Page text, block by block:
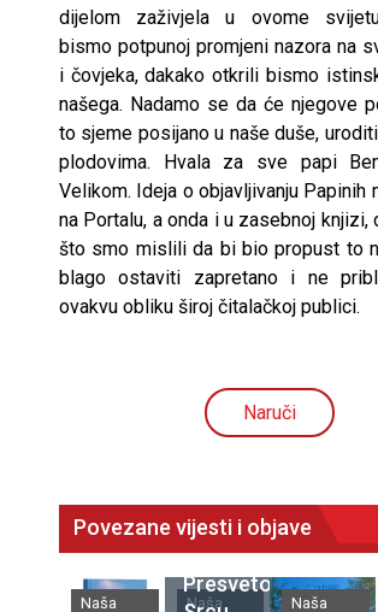
dijelom zaživjela u ovome
bismo potpunoj promjeni nazora na
i čovjeka, dakako otkrili bismo
našega. Nadamo se da će njegove
to sjeme posijano u naše duše,
plodovima. Hvala za sve papi
Velikom. Ideja o objavljivanju Papinih
na Portalu, a onda i u zasebnoj knjizi,
što smo mislili da bi bio propust to
blago ostaviti zapretano i ne
ovakvu obliku široj čitalačkoj publici.
Naruči
Povezane vijesti i objave
Naša
Naša
Presvetomu
Naša